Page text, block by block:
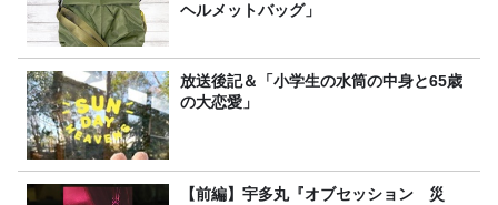
ヘルメットバッグ」
放送後記＆「小学生の水筒の中身と65歳
の大恋愛」
【前編】宇多丸『オブセッション 災